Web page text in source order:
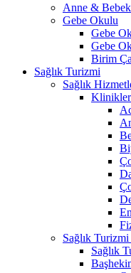
Anne & Bebek
Gebe Okulu
Gebe
Gebe
Birim
Sağlık Turizmi
Sağlık
Sağlık
Sağlık